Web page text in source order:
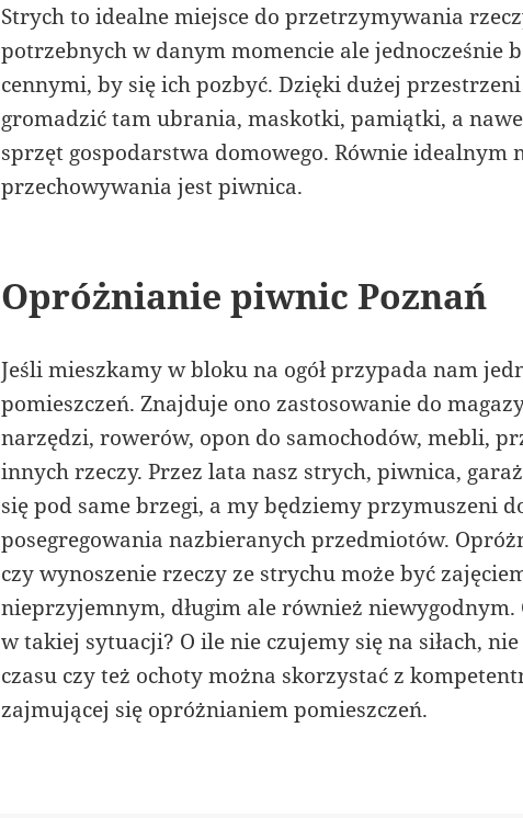
Strych to idealne miejsce do przetrzymywania
potrzebnych w danym momencie ale jednocześnie
cennymi, by się ich pozbyć. Dzięki dużej
gromadzić tam ubrania, maskotki, pamiątki, a
sprzęt gospodarstwa domowego. Równie idealnym
przechowywania jest piwnica.
Opróżnianie piwnic Poznań
Jeśli mieszkamy w bloku na ogół przypada nam
pomieszczeń. Znajduje ono zastosowanie do
narzędzi, rowerów, opon do samochodów, mebli,
innych rzeczy. Przez lata nasz strych, piwnica,
się pod same brzegi, a my będziemy przymuszeni
posegregowania nazbieranych przedmiotów.
czy wynoszenie rzeczy ze strychu może być
nieprzyjemnym, długim ale również niewygodnym.
w takiej sytuacji? O ile nie czujemy się na siłach,
czasu czy też ochoty można skorzystać z
zajmującej się opróżnianiem pomieszczeń.